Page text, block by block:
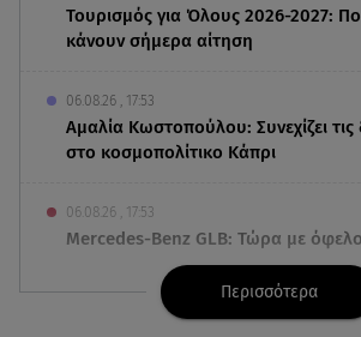
Τουρισμός για Όλους 2026-2027:
κάνουν σήμερα αίτηση
06.08.26 , 17:53
Αμαλία Κωστοπούλου: Συνεχίζει τις
στο κοσμοπολίτικο Κάπρι
06.08.26 , 17:53
Mercedes-Benz GLB: Τώρα με
Περισσότερα